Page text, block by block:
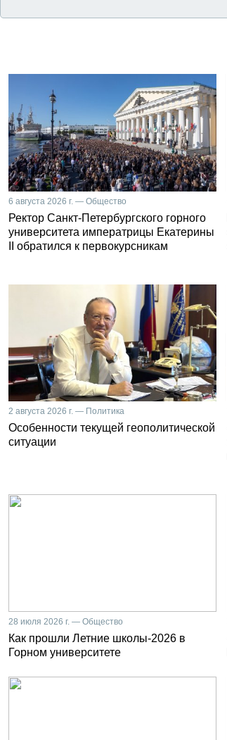
6 августа 2026 г. — Общество
Ректор Санкт-Петербургского горного
университета императрицы Екатерины
II обратился к первокурсникам
2 августа 2026 г. — Политика
Особенности текущей геополитической
ситуации
28 июля 2026 г. — Общество
Как прошли Летние школы-2026 в
Горном университете